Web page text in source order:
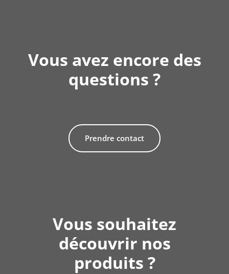
Vous avez encore des
questions ?
Prendre contact
Vous souhaitez
découvrir nos
produits ?